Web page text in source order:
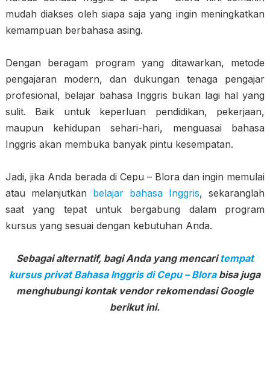
mudah diakses oleh siapa saja yang ingin meningkatkan
kemampuan berbahasa asing.
Dengan beragam program yang ditawarkan, metode
pengajaran modern, dan dukungan tenaga pengajar
profesional, belajar bahasa Inggris bukan lagi hal yang
sulit. Baik untuk keperluan pendidikan, pekerjaan,
maupun kehidupan sehari-hari, menguasai bahasa
Inggris akan membuka banyak pintu kesempatan.
Jadi, jika Anda berada di Cepu – Blora dan ingin memulai
atau melanjutkan belajar bahasa Inggris, sekaranglah
saat yang tepat untuk bergabung dalam program
kursus yang sesuai dengan kebutuhan Anda.
Sebagai alternatif, bagi Anda yang mencaritempat
kursus privat Bahasa Inggris di Cepu – Blorabisa juga
menghubungi kontak vendor rekomendasi Google
berikut ini.